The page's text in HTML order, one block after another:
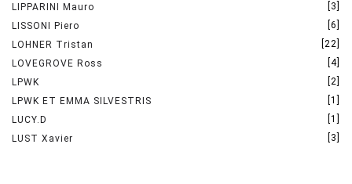
LIPPARINI Mauro
[3]
LISSONI Piero
[6]
LOHNER Tristan
[22]
LOVEGROVE Ross
[4]
LPWK
[2]
LPWK ET EMMA SILVESTRIS
[1]
LUCY.D
[1]
LUST Xavier
[3]